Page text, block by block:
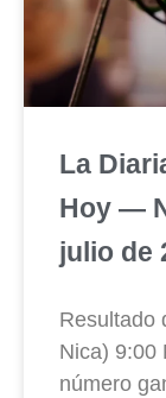
La
Hoy —
julio de
Resultado
Nica) 9:00
número